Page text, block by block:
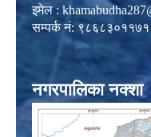
इमेल :
सम्पर्क नं: ९८६८३०११७१
नगरपालिका नक्शा